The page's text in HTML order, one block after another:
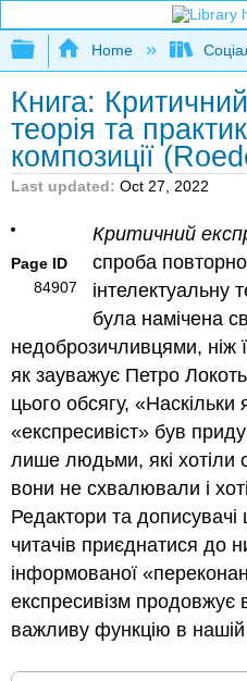
Expand/collapse
Home
Книга:
теорія та
композиції
Last updated Oct 27, 2022
Page ID
84907
Критичний
спроба
інтелектуальну
була намічена
недоброзичливцями, ніж
як зауважує Петро
цього обсягу,
«експресивіст» був
лише людьми, які
вони не схвалювали і
Редактори та дописувачі
читачів приєднатися до
інформованої
експресивізм продовжує
важливу функцію в нашій